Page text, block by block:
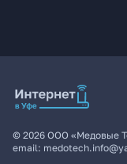
© 2026 ООО «Медовые
email: